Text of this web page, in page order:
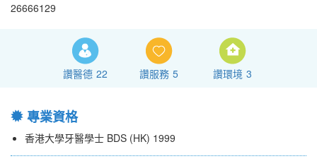
26666129
讚醫德 22 讚服務 5 讚環境 3
專業資格
香港大學牙醫學士 BDS (HK) 1999